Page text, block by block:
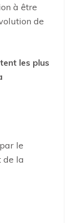
à être
de
les plus
le
de la